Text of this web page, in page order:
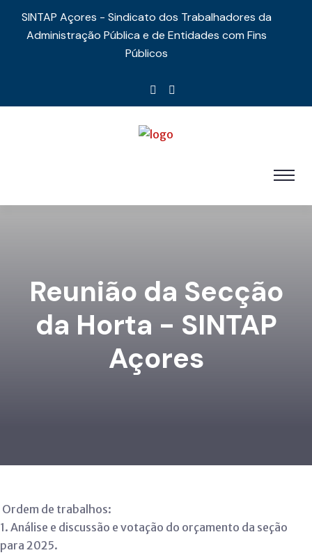
SINTAP Açores - Sindicato dos Trabalhadores da
Administração Pública e de Entidades com Fins
Públicos
Reunião da Secção
da Horta - SINTAP
Açores
Ordem de trabalhos:
1. Análise e discussão e votação do orçamento da seção
para 2025.